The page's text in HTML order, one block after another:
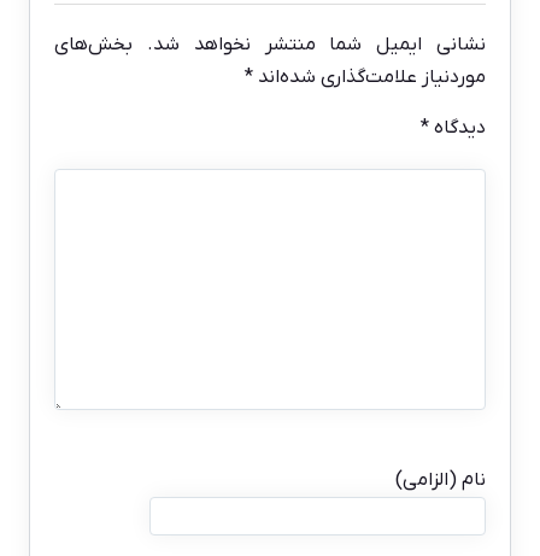
نشانی ایمیل شما منتشر نخواهد شد.
بخش‌های
موردنیاز علامت‌گذاری شده‌اند*
دیدگاه*
نام (الزامی)